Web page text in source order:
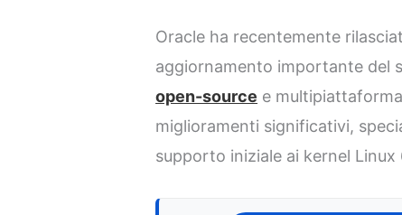
Oracle ha recentemente
aggiornamento importante del
open-source e
miglioramenti significativi,
supporto iniziale ai kernel Linux